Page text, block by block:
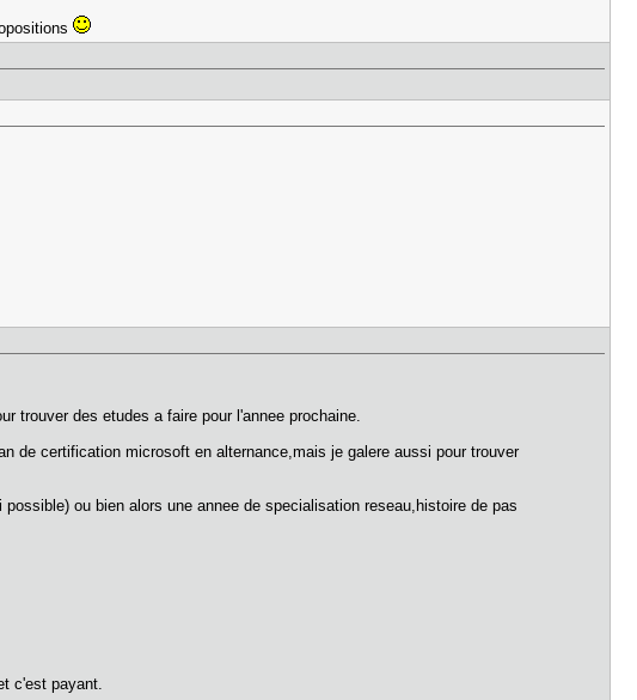
trouver des etudes a faire pour l'annee prochaine.
de certification microsoft en alternance,mais je galere aussi pour trouver
ou bien alors une annee de specialisation reseau,histoire de pas
c'est payant.